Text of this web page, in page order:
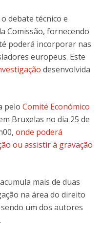
debate técnico e
Comissão, fornecendo
poderá incorporar nas
europeus. Este
desenvolvida
pelo Comité Económico
Bruxelas no dia 25 de
onde poderá
ou assistir à gravação
mais de duas
na área do direito
um dos autores